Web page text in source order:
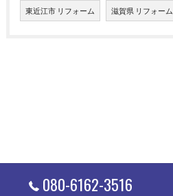
東近江市 リフォーム 滋賀県 リフォーム
080-6162-3516